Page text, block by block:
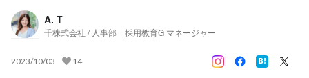
A. T
千株式会社 / 人事部 採用教育G マネージャー
2023/10/03 14